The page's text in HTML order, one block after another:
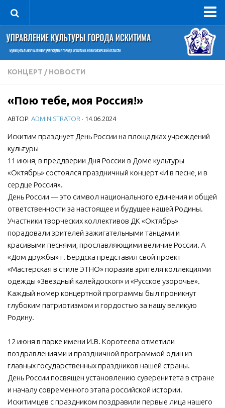
Управление
Руководитель
Сведения об организации
Книга почета культуры
Фотогалерея
Документы
Учредительные документы
Правовая база
Противодействие коррупции
Учреждения культуры
МБУ Дом культуры «Молодость»
МБУ Дом культуры «Октябрь»
МБОУ ДО «Детская школа искусств»
МБОУ ДО «Детская музыкальная школа»
МБУК «Искитимский городской историко-художественный
музей»
ДК «Россия»
Афиша
Независимая оценка качества
КОНЦЕРТ / НОВОСТИ
«Пою тебе, моя Россия!»
АВТОР: ADMINISTRATOR · 14.06.2024
Искитим празднует День России на площадках учреждений
культуры
11 июня, в преддверии Дня России в Доме культуры
«Октябрь» состоялся праздничный концерт «И в песне, и в
сердце Россия».
День России — это символ национального единения и общей
ответственности за настоящее и будущее нашей Родины.
Участники творческих коллективов ДК «Октябрь»
порадовали зрителей зажигательными танцами и
красивыми песнями, прославляющими величие России. А
«Дом дружбы» г. Бердска представил свой проект
«Мастерская в стиле ЭТНО» поразив зрителя коллекциями
одежды «Звездный калейдоскоп» и «Русское узорочье».
Каждый номер концертной программы был проникнут
глубоким патриотизмом и гордостью за нашу великую
Родину.
12 июня в парке имени И.В. Коротеева отметили
поздравлениями и праздничной программой один из
главных государственных праздников нашей страны.
День России посвящен установлению суверенитета в стране
и началу современного этапа российской истории.
Искитимцев с праздником поздравили первые лица нашего